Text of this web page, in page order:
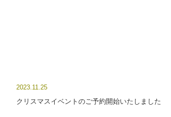
2023.11.25
クリスマスイベントのご予約開始いたしました